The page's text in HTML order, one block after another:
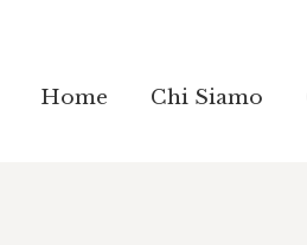
Home Chi Siamo
Home Chi Siamo